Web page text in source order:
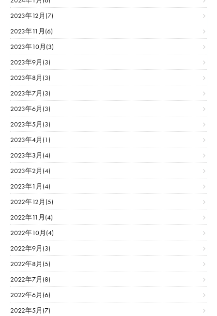
2023年12月(7)
2023年11月(6)
2023年10月(3)
2023年9月(3)
2023年8月(3)
2023年7月(3)
2023年6月(3)
2023年5月(3)
2023年4月(1)
2023年3月(4)
2023年2月(4)
2023年1月(4)
2022年12月(5)
2022年11月(4)
2022年10月(4)
2022年9月(3)
2022年8月(5)
2022年7月(8)
2022年6月(6)
2022年5月(7)